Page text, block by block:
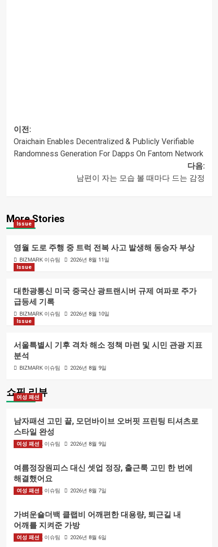
글
내비게이션
이전:
Oraichain Enables Decentralized & Publicly Verifiable
Randomness Generation For Dapps On Fantom Network
다음:
남편이 자는 모습 볼 때마다 드는 감정
More Stories
Issue
영월 도로 주행 중 트럭 전복 사고 발생해 동승자 부상
BIZMARK 이슈팀
2026년 8월 11일
Issue
대한광통신 미국 중국산 광트랜시버 규제 여파로 주가
급등세 기록
BIZMARK 이슈팀
2026년 8월 10일
Issue
서울특별시 기후 격차 해소 정책 마련 및 시민 관광 지표
분석
BIZMARK 이슈팀 2026년 8월 9일
쇼핑 리뷰
여성 패션
남자패션 고민 끝, 모던바이브 오버핏 프린팅 티셔츠로
스타일 완성
BIZMARK 이슈팀 2026년 8월 9일
여성 패션
여름정장원피스 대신 셋업 정장, 출근룩 고민 한 번에
해결했어요
BIZMARK 이슈팀 2026년 8월 7일
여성 패션
가벼운숄더백 클랩비 어깨편한 대용량, 퇴근길 내
어깨를 지켜준 가방
BIZMARK 이슈팀 2026년 8월 6일
여성 패션